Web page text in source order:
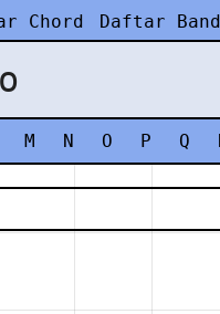
Chord Daftar Band
M N O P Q